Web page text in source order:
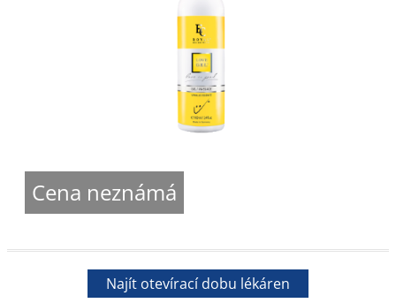
Cena neznámá
Najít otevírací dobu lékáren